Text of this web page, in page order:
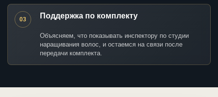
03 Поддержка по комплекту
Объясняем, что показывать инспектору по студии
наращивания волос, и остаемся на связи после
передачи комплекта.